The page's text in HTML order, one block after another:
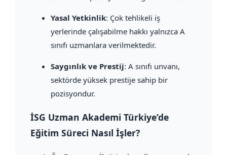
Yasal Yetkinlik: Çok tehlikeli iş
yerlerinde çalışabilme hakkı yalnızca A
sınıfı uzmanlara verilmektedir.
Saygınlık ve Prestij: A sınıfı unvanı,
sektörde yüksek prestije sahip bir
pozisyondur.
İSG Uzman Akademi Türkiye’de
Eğitim Süreci Nasıl İşler?